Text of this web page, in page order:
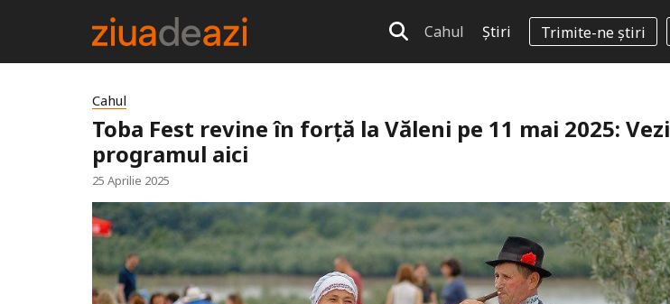
Cahul Știri Trimite-ne știri
Cahul
Toba Fest revine în forță la Văleni pe 11 mai 2025: Vezi
programul aici
25 Aprilie 2025